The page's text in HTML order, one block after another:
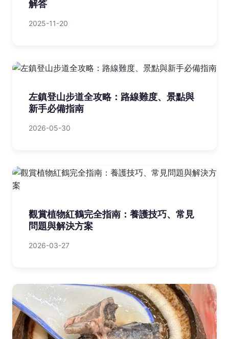
解答
2025-11-20
左鎮登山步道全攻略：路線難度、景點與
新手必備指南
2026-05-30
觀賞植物紅鶴完全指南：養護技巧、常見
問題與解決方案
2026-03-27